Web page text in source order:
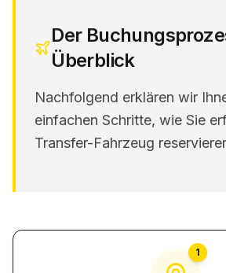
Der
Überblick
Nachfolgend erklären wir
einfachen Schritte, wie Sie
Transfer-Fahrzeug
1